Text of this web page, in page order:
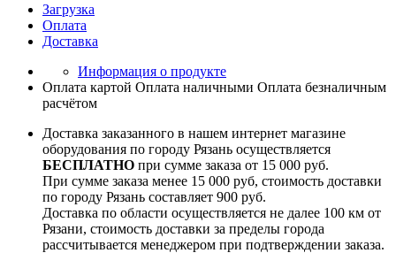
Загрузка
Оплата
Доставка
Информация о продукте
Оплата картой Оплата наличными Оплата безналичным
расчётом
Доставка заказанного в нашем интернет магазине
оборудования по городу Рязань осуществляется
БЕСПЛАТНО при сумме заказа от 15 000 руб.
При сумме заказа менее 15 000 руб, стоимость доставки
по городу Рязань составляет 900 руб.
Доставка по области осуществляется не далее 100 км от
Рязани, стоимость доставки за пределы города
рассчитывается менеджером при подтверждении заказа.